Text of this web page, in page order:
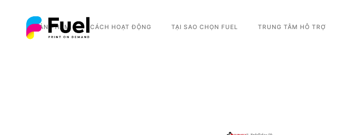
SẢN PHẨM CÁCH HOẠT ĐỘNG TẠI SAO CHỌN FUEL TRUNG TÂM HỖ TRỢ